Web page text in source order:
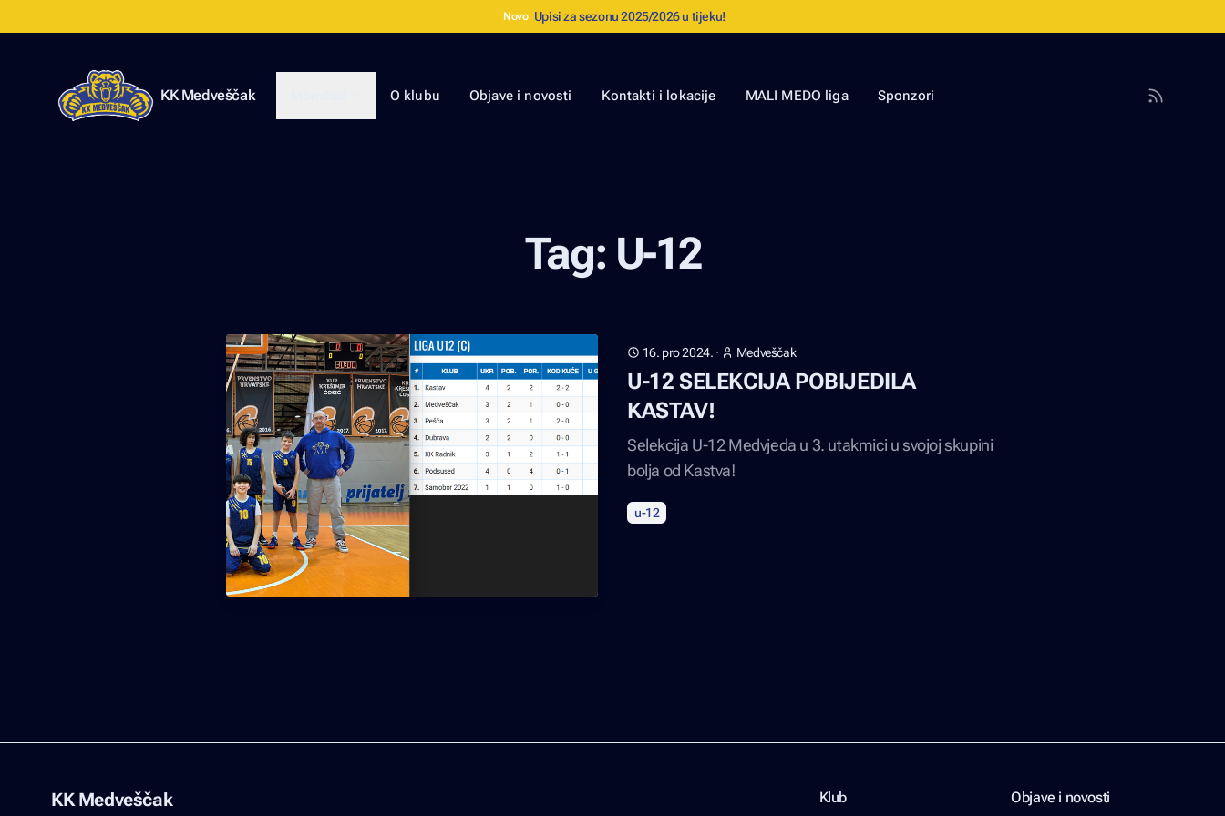
Novo Upisi za sezonu 2025/2026 u tijeku!
KK Medveščak O klubu Objave i novosti Kontakti i lokacije MALI MEDO liga Sponzori
Tag: U-12
16. pro 2024. · Medveščak
U-12 SELEKCIJA POBIJEDILA
KASTAV!
Selekcija U-12 Medvjeda u 3. utakmici u svojoj skupini
bolja od Kastva!
u-12
KK Medveščak Klub Objave i novosti